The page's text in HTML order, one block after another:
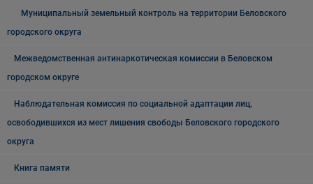
Муниципальный земельный контроль на территории Беловского
городского округа
Межведомственная антинаркотическая комиссии в Беловском
городском округе
Наблюдательная комиссия по социальной адаптации лиц,
освободившихся из мест лишения свободы Беловского городского
округа
Книга памяти